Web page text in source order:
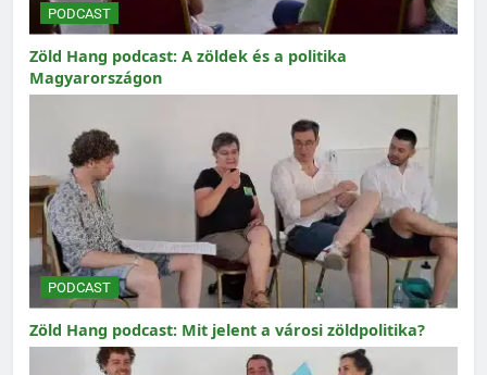
PODCAST
Zöld Hang podcast: A zöldek és a politika
Magyarországon
PODCAST
Zöld Hang podcast: Mit jelent a városi zöldpolitika?